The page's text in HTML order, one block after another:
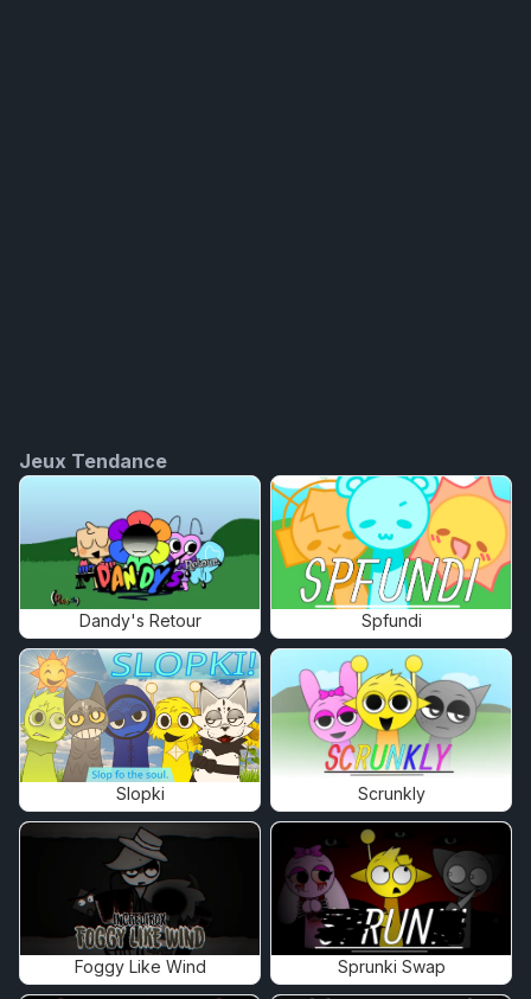
Jeux Tendance
Dandy's Retour Spfundi
Slopki Scrunkly
Foggy Like Wind Sprunki Swap